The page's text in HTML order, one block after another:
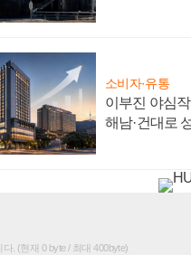
소비자·유통
이부진 야심
해남·건대로
. (현재 0 byte / 최대 400byte)